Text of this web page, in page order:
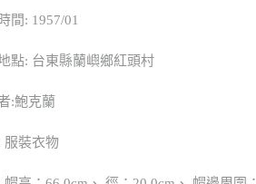
間: 1957/01
點: 台東縣蘭嶼鄉紅頭村
:鮑克蘭
服裝衣物